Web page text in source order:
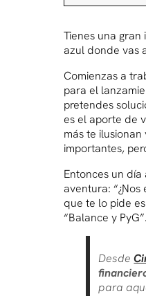
Tienes una
azul donde vas
Comienzas a
para el
pretendes
es el aporte de
más te
importantes,
Entonces un
aventura:
que te lo pide
“Balance y PyG”.
Desde
para